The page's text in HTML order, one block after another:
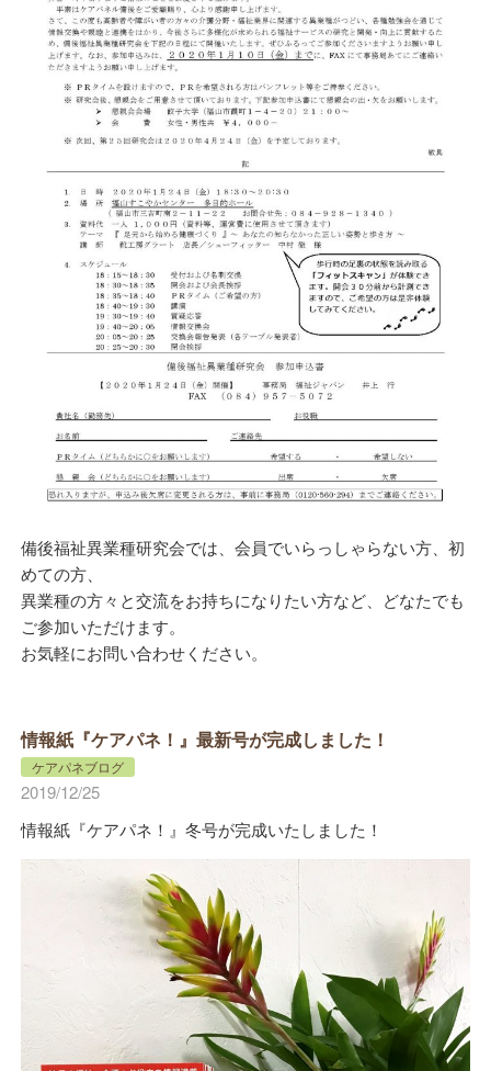
備後福祉異業種研究会では、会員でいらっしゃらない方、初
めての方、
異業種の方々と交流をお持ちになりたい方など、どなたでも
ご参加いただけます。
お気軽にお問い合わせください。
情報紙『ケアパネ！』最新号が完成しました！
ケアパネブログ
2019/12/25
情報紙『ケアパネ！』冬号が完成いたしました！